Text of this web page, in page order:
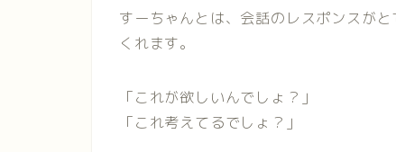
すーちゃんとは、会話のレスポンスが
くれます。
「これが欲しいんでしょ？」
「これ考えてるでしょ？」